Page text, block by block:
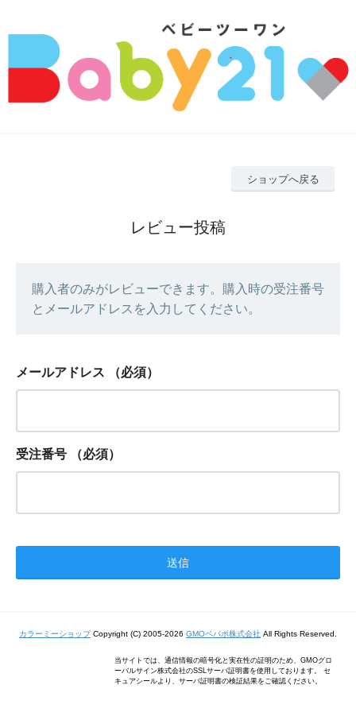
ショップへ戻る
レビュー投稿
購入者のみがレビューできます。購入時の受注番号
とメールアドレスを入力してください。
メールアドレス （必須）
受注番号 （必須）
カラーミーショップCopyright (C) 2005-2026 GMOペパボ株式会社 All Rights Reserved.
当サイトでは、通信情報の暗号化と実在性の証明のため、GMOグロ
ーバルサイン株式会社のSSLサーバ証明書を使用しております。 セ
キュアシールより、サーバ証明書の検証結果をご確認ください。